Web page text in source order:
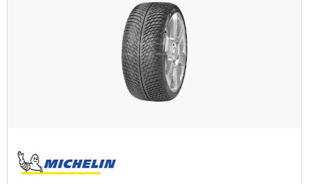
Visi sezonai (3)
Lengvasis automobilis (30)